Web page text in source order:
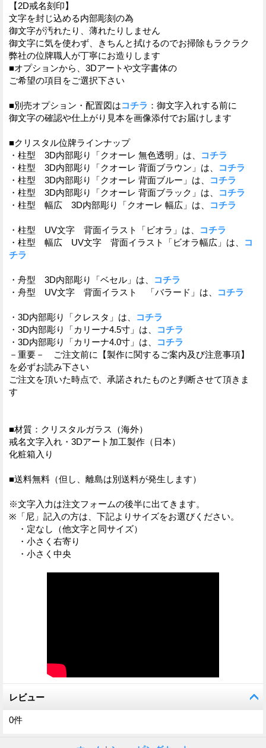
【2D戒名刻印】
文字を封じ込める内部彫刻の為
御文字が汚れたり、薄れたりしません
御文字に気を使わず、きちんと拭けるのでお掃除もラクラク
弊社の位牌職人が丁寧にお造りします
■オプションから、3Dアートや文字書体の
ご希望の項目をご選択下さい
■別売オプション・配置図はコチラ ：御文字入れする前に
御文字の確認や仕上がり見本を画像添付でお届けします
■クリスタル位牌ラインナップ
・柱型 3D内部彫り「クオーレ 無色透明」は、
コチラ
・柱型 3D内部彫り「クオーレ 背面ブラウン」は、
コチラ
・柱型 3D内部彫り「クオーレ 背面ブルー」は、
コチラ
・柱型 3D内部彫り「クオーレ 背面ブラック」は、
コチラ
・柱型 幅広 3D内部彫り「クオーレ 幅広」は、
コチラ
・柱型 UV文字 背面イラスト「ビオラ」は、
コチラ
・柱型 幅広 UV文字 背面イラスト「ビオラ幅広」は、
コ
チラ
・舟型 3D内部彫り「ベセル」は、
コチラ
・舟型 UV文字 背面イラスト 「バラード」は、
コチラ
・3D内部彫り「クレスタ」は、
コチラ
・3D内部彫り「カリーナ4.5寸」は、
コチラ
・3D内部彫り「カリーナ4.0寸」は、
コチラ
－重要－ ご注文前に【製作に関するご案内及び注意事項】
を必ずお読み下さい
ご注文を頂いた時点で、承諾されたものと判断させて頂きま
す
■材質：クリスタルガラス（海外）
戒名文字入れ・3Dアート加工製作（日本）
化粧箱入り
■送料無料（但し、離島は別送料が発生します）
※文字入力は注文フォームの後半に出てきます。
※「尼」記入の方は、下記よりサイズをお選びください。
・定なし（他文字と同サイズ）
・小さく右寄り
・小さく中央
レビュー
0件